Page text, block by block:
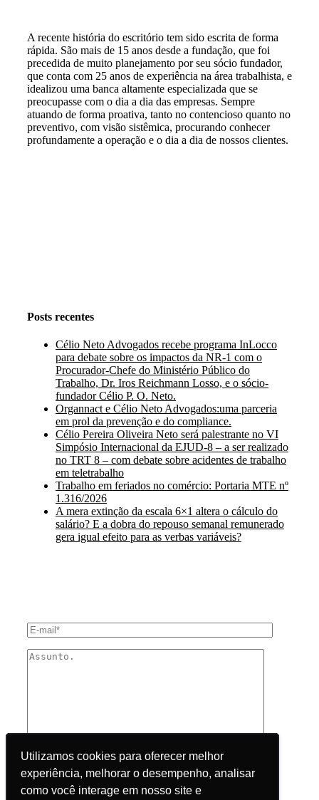
Utilizamos cookies para oferecer melhor
experiência, melhorar o desempenho, analisar
como você interage em nosso site e
Utilizamos cookies para oferecer melhor
experiência, melhorar o desempenho, analisar
como você interage em nosso site e
A recente história do escritório tem sido escrita de forma
rápida. São mais de 15 anos desde a fundação, que foi
precedida de muito planejamento por seu sócio fundador,
que conta com 25 anos de experiência na área trabalhista, e
idealizou uma banca altamente especializada que se
preocupasse com o dia a dia das empresas. Sempre
atuando de forma proativa, tanto no contencioso quanto no
preventivo, com visão sistêmica, procurando conhecer
profundamente a operação e o dia a dia de nossos clientes.
Posts recentes
Célio Neto Advogados recebe programa InLocco
para debate sobre os impactos da NR-1 com o
Procurador-Chefe do Ministério Público do
Trabalho, Dr. Iros Reichmann Losso, e o sócio-
fundador Célio P. O. Neto.
Organnact e Célio Neto Advogados:uma parceria
em prol da prevenção e do compliance.
Célio Pereira Oliveira Neto será palestrante no VI
Simpósio Internacional da EJUD-8 – a ser realizado
no TRT 8 – com debate sobre acidentes de trabalho
em teletrabalho
Trabalho em feriados no comércio: Portaria MTE nº
1.316/2026
A mera extinção da escala 6×1 altera o cálculo do
salário? E a dobra do repouso semanal remunerado
gera igual efeito para as verbas variáveis?